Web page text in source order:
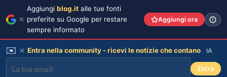
Aggiungi blog.it alle tue fonti
preferite su Google per restare
sempre informato
Aggiungi ora
✉️ Entra nella community - ricevi le notizie che contano IA
Entra